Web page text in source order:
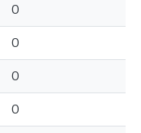
0
0
0
0